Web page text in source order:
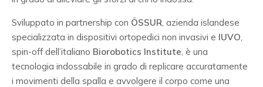
Sviluppato in partnership con ÖSSUR, azienda islandese
specializzata in dispositivi ortopedici non invasivi e IUVO,
spin-off dell’italiano Biorobotics Institute, è una
tecnologia indossabile in grado di replicare accuratamente
i movimenti della spalla e avvolgere il corpo come una